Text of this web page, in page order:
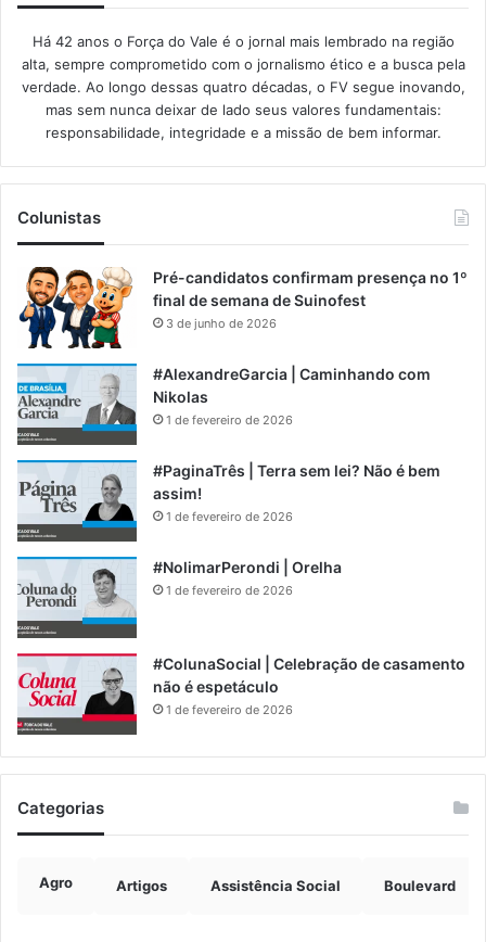
Há 42 anos o Força do Vale é o jornal mais lembrado na região
alta, sempre comprometido com o jornalismo ético e a busca pela
verdade. Ao longo dessas quatro décadas, o FV segue inovando,
mas sem nunca deixar de lado seus valores fundamentais:
responsabilidade, integridade e a missão de bem informar.​
Colunistas
Pré-candidatos confirmam presença no 1º
final de semana de Suinofest
3 de junho de 2026
#AlexandreGarcia | Caminhando com
Nikolas
1 de fevereiro de 2026
#PaginaTrês | Terra sem lei? Não é bem
assim!
1 de fevereiro de 2026
#NolimarPerondi | Orelha
1 de fevereiro de 2026
#ColunaSocial | Celebração de casamento
não é espetáculo
1 de fevereiro de 2026
Categorias
Agro Artigos Assistência Social Boulevard